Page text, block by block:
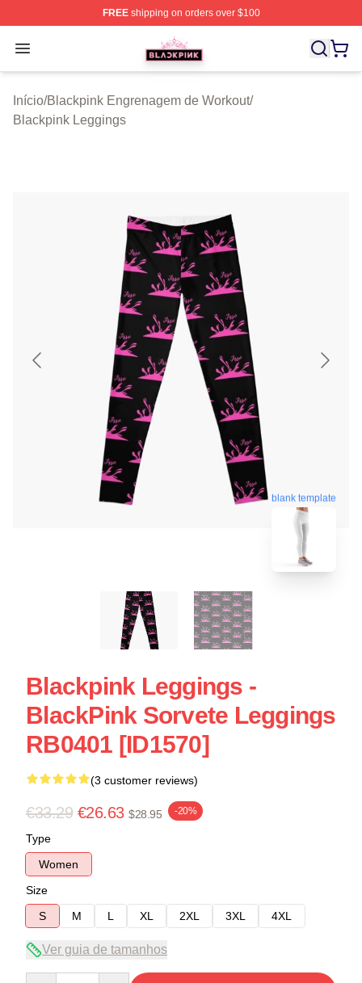
FREEshipping on orders over $100
Open menu
BLACKPINK Shop - Official BLACKPINK Merchandise
Início/Blackpink Engrenagem de Workout/
Blackpink Leggings
blank template
Blackpink Leggings -
BlackPink Sorvete Leggings
RB0401 [ID1570]
(3 customer reviews)
€33.29 €26.63 $28.95 -20%
Type
Women
Size
S
M L XL 2XL 3XL 4XL
Ver guia de tamanhos